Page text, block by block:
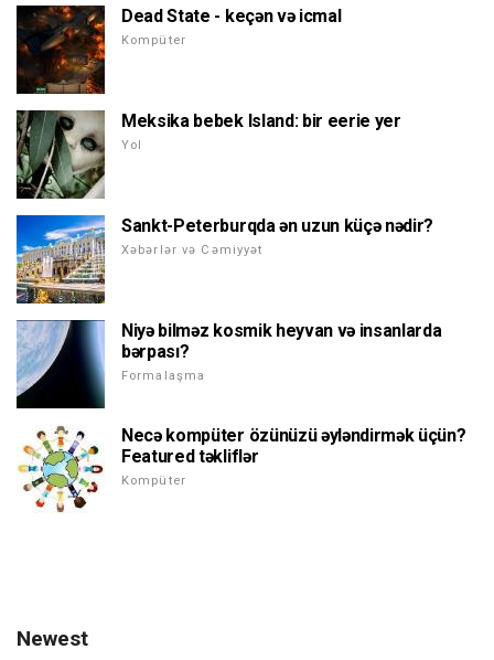
Dead State - keçən və icmal
Kompüter
Meksika bebek Island: bir eerie yer
Yol
Sankt-Peterburqda ən uzun küçə nədir?
Xəbərlər və Cəmiyyət
Niyə bilməz kosmik heyvan və insanlarda
bərpası?
Formalaşma
Necə kompüter özünüzü əyləndirmək üçün?
Featured təkliflər
Kompüter
Newest